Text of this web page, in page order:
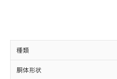
種類
胴体形状